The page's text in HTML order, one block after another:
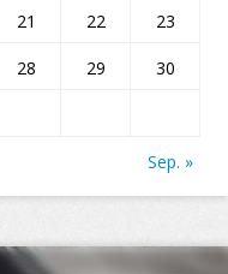
21 22 23
28 29 30
Sep. »